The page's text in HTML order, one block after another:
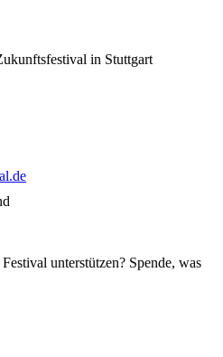
in Stuttgart
unterstützen? Spende, was